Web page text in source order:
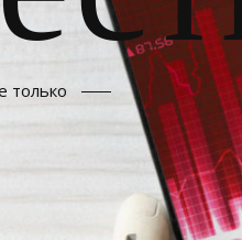
только